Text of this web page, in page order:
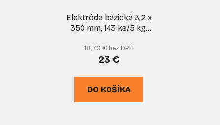
Elektróda bázická 3,2 x
350 mm, 143 ks/5 kg,
KOWAX
18,70 € bez DPH
23 €
DO KOŠÍKA